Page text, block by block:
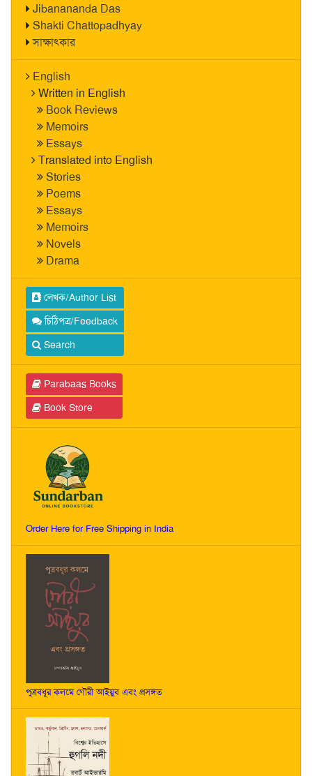
Jibanananda Das
Shakti Chattopadhyay
সাক্ষাৎকার
English
Written in English
Book Reviews
Memoirs
Essays
Translated into English
Stories
Poems
Essays
Memoirs
Novels
Drama
লেখক/Author List
চিঠিপত্র/Feedback
Search
Parabaas Books
Book Store
Order Here for Free Shipping in India
পুত্রবধূর কলমে গৌরী আইয়ুব এবং প্রসঙ্গত